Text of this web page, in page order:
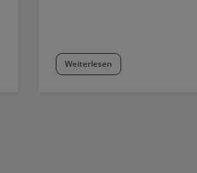
Weiterlesen